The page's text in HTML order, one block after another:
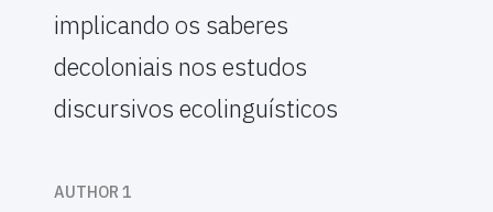
implicando os saberes
decoloniais nos estudos
discursivos ecolinguísticos
AUTHOR 1